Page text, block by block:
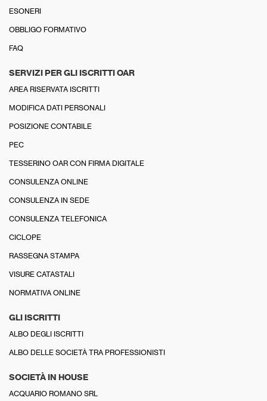
ESONERI
OBBLIGO FORMATIVO
FAQ
SERVIZI PER GLI ISCRITTI OAR
AREA RISERVATA ISCRITTI
MODIFICA DATI PERSONALI
POSIZIONE CONTABILE
PEC
TESSERINO OAR CON FIRMA DIGITALE
CONSULENZA ONLINE
CONSULENZA IN SEDE
CONSULENZA TELEFONICA
CICLOPE
RASSEGNA STAMPA
VISURE CATASTALI
NORMATIVA ONLINE
GLI ISCRITTI
ALBO DEGLI ISCRITTI
ALBO DELLE SOCIETÀ TRA PROFESSIONISTI
SOCIETÀ IN HOUSE
ACQUARIO ROMANO SRL